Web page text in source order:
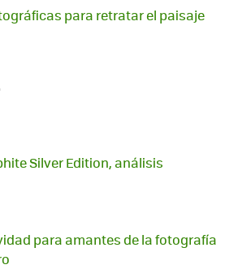
para retratar el paisaje
Silver Edition, análisis
para amantes de la fotografía